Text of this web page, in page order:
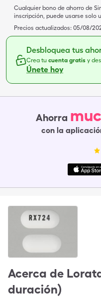
Cualquier bono de ahorro de
inscripción, puede usarse solo
Precios actualizados: 05/08/
Desbloquea tus
Crea tu cuenta gratis y
Únete hoy
Ahorra
con la
Acerca de
duración)